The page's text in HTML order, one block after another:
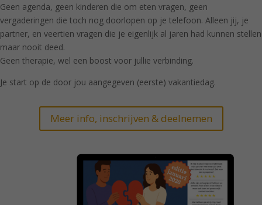
Geen agenda, geen kinderen die om eten vragen, geen
vergaderingen die toch nog doorlopen op je telefoon. Alleen jij, je
partner, en veertien vragen die je eigenlijk al jaren had kunnen stellen
maar nooit deed.
Geen therapie, wel een boost voor jullie verbinding.
Je start op de door jou aangegeven (eerste) vakantiedag.
Meer info, inschrijven & deelnemen